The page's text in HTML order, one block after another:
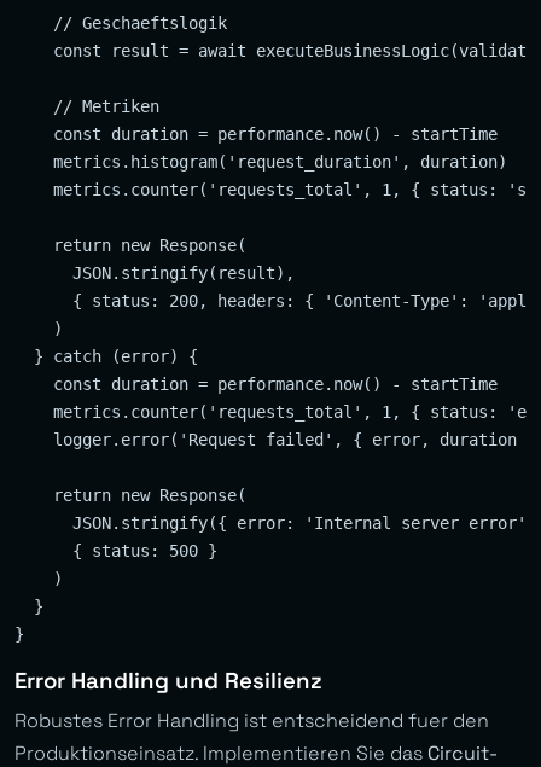
    // Geschaeftslogik
const result = await
    // Metriken
    const duration = performance.now() - startTime
    metrics.histogram('request_duration', duration)
metrics.counter('requests_total', 1, { status:
    return new Response(
      JSON.stringify(result),
{ status: 200, headers: { 'Content-Type':
    )
  } catch (error) {
    const duration = performance.now() - startTime
metrics.counter('requests_total', 1, { status:
logger.error('Request failed', { error, duration
    return new Response(
JSON.stringify({ error: 'Internal server error'
      { status: 500 }
    )
  }
Error Handling und Resilienz
Robustes Error Handling ist entscheidend fuer den
Produktionseinsatz. Implementieren Sie das Circuit-